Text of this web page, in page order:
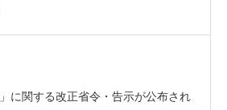
に関する改正省令・告示が公布され